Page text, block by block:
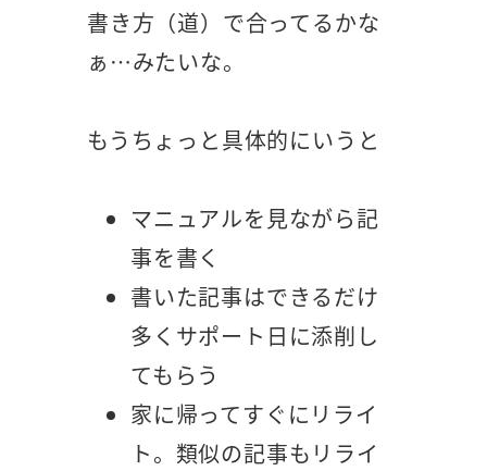
書き方（道）で合ってるかな
ぁ…みたいな。
もうちょっと具体的にいうと
マニュアルを見ながら記
事を書く
書いた記事はできるだけ
多くサポート日に添削し
てもらう
家に帰ってすぐにリライ
ト。類似の記事もリライ